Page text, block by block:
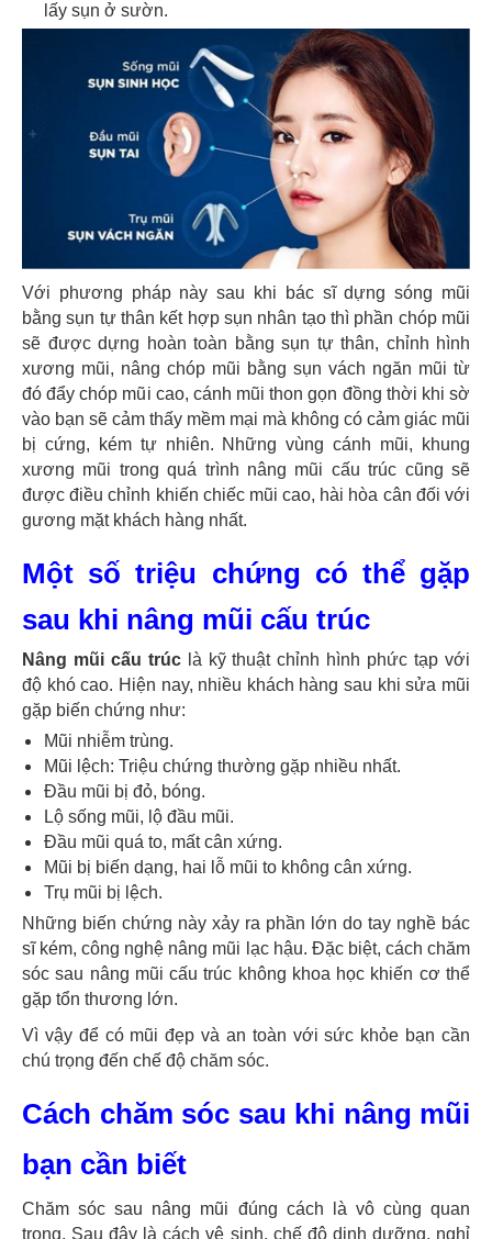
lấy sụn ở sườn.
Với phương pháp này sau khi bác sĩ dựng sóng mũi
bằng sụn tự thân kết hợp sụn nhân tạo thì phần chóp mũi
sẽ được dựng hoàn toàn bằng sụn tự thân, chỉnh hình
xương mũi, nâng chóp mũi bằng sụn vách ngăn mũi từ
đó đẩy chóp mũi cao, cánh mũi thon gọn đồng thời khi sờ
vào bạn sẽ cảm thấy mềm mại mà không có cảm giác mũi
bị cứng, kém tự nhiên. Những vùng cánh mũi, khung
xương mũi trong quá trình nâng mũi cấu trúc cũng sẽ
được điều chỉnh khiến chiếc mũi cao, hài hòa cân đối với
gương mặt khách hàng nhất.
Một số triệu chứng có thể gặp
sau khi nâng mũi cấu trúc
Nâng mũi cấu trúclà kỹ thuật chỉnh hình phức tạp với
độ khó cao. Hiện nay, nhiều khách hàng sau khi sửa mũi
gặp biến chứng như:
Mũi nhiễm trùng.
Mũi lệch: Triệu chứng thường gặp nhiều nhất.
Đầu mũi bị đỏ, bóng.
Lộ sống mũi, lộ đầu mũi.
Đầu mũi quá to, mất cân xứng.
Mũi bị biến dạng, hai lỗ mũi to không cân xứng.
Trụ mũi bị lệch.
Những biến chứng này xảy ra phần lớn do tay nghề bác
sĩ kém, công nghệ nâng mũi lạc hậu. Đặc biệt, cách chăm
sóc sau nâng mũi cấu trúc không khoa học khiến cơ thể
gặp tổn thương lớn.
Vì vậy để có mũi đẹp và an toàn với sức khỏe bạn cần
chú trọng đến chế độ chăm sóc.
Cách chăm sóc sau khi nâng mũi
bạn cần biết
Chăm sóc sau nâng mũi đúng cách là vô cùng quan
trọng. Sau đây là cách vệ sinh, chế độ dinh dưỡng, nghỉ